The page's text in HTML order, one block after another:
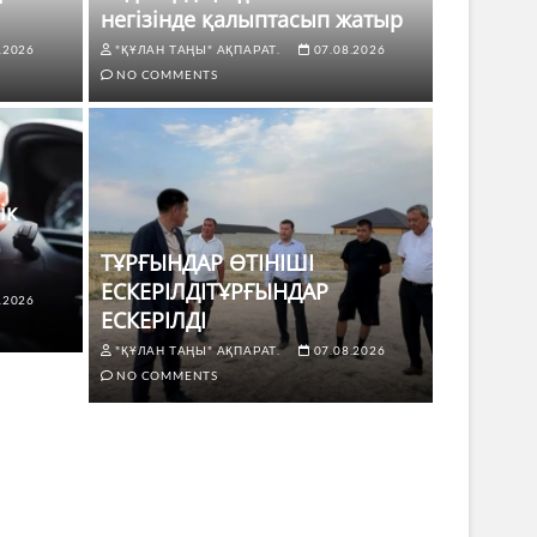
жүргізушілері үшін не
NO COMMENTS
негізінде қалыптасып жатыр
"ҚҰЛАН ТАҢЫ" АҚПАРАТ.
07.08.2026
NO COMMENTS
ТҰРҒЫНДАР ӨТІНІШІ
ЕСКЕРІЛДІТҰРҒЫНДАР
ЕСКЕРІЛДІ
"ҚҰЛАН ТАҢЫ" АҚПАРАТ.
07.08.2026
NO COMMENTS